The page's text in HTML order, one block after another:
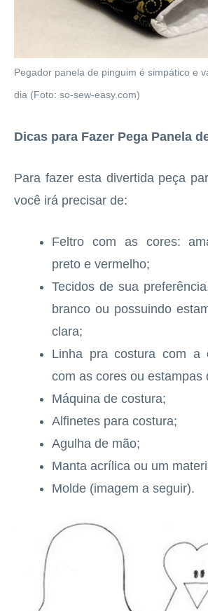
Pegador panela de pinguim é simpático e
dia (Foto: so-sew-easy.com)
Dicas para Fazer Pega Panela
Para fazer esta divertida peça
você irá precisar de:
Feltro com as cores:
preto e vermelho;
Tecidos de sua
branco ou possuindo
clara;
Linha pra costura com a
com as cores ou estampas
Máquina de costura;
Alfinetes para costura;
Agulha de mão;
Manta acrílica ou um
Molde (imagem a seguir).